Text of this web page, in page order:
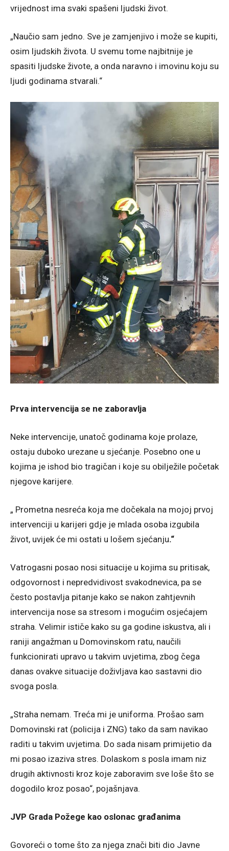
vrijednost ima svaki spašeni ljudski život.
„Naučio sam jedno. Sve je zamjenjivo i može se kupiti,
osim ljudskih života. U svemu tome najbitnije je
spasiti ljudske živote, a onda naravno i imovinu koju su
ljudi godinama stvarali.“
Prva intervencija se ne zaboravlja
Neke intervencije, unatoč godinama koje prolaze,
ostaju duboko urezane u sjećanje. Posebno one u
kojima je ishod bio tragičan i koje su obilježile početak
njegove karijere.
„ Prometna nesreća koja me dočekala na mojoj prvoj
intervenciji u karijeri gdje je mlada osoba izgubila
život, uvijek će mi ostati u lošem sjećanju.“
Vatrogasni posao nosi situacije u kojima su pritisak,
odgovornost i nepredvidivost svakodnevica, pa se
često postavlja pitanje kako se nakon zahtjevnih
intervencija nose sa stresom i mogućim osjećajem
straha. Velimir ističe kako su ga godine iskustva, ali i
raniji angažman u Domovinskom ratu, naučili
funkcionirati upravo u takvim uvjetima, zbog čega
danas ovakve situacije doživljava kao sastavni dio
svoga posla.
„Straha nemam. Treća mi je uniforma. Prošao sam
Domovinski rat (policija i ZNG) tako da sam navikao
raditi u takvim uvjetima. Do sada nisam primijetio da
mi posao izaziva stres. Dolaskom s posla imam niz
drugih aktivnosti kroz koje zaboravim sve loše što se
dogodilo kroz posao“, pojašnjava.
JVP Grada Požege kao oslonac građanima
Govoreći o tome što za njega znači biti dio Javne